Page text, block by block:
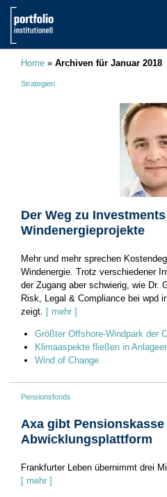
Home » Archiven für Januar 2018
Strategien
Der Weg zu
Windenergieprojekte
Mehr und mehr sprechen
Windenergie. Trotz verschiedener
der Zugang aber schwierig, wie Dr.
Risk, Legal & Compliance bei wpd
zeigt. [ mehr ]
Größter Offshore-Windpark der
Klimaaspekte fließen in
Wind of Change
Pensionsfonds
Axa gibt Pensionskasse
Abwicklungsplattform
Frankfurter Leben übernimmt drei
[ mehr ]